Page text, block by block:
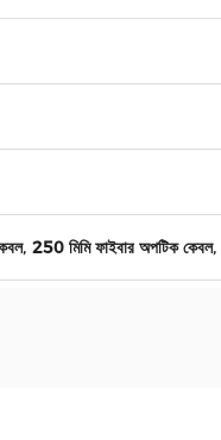
, 250 মিমি ফাইবার অপটিক কেবল,